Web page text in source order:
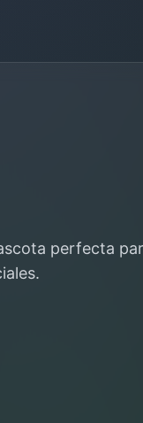
perfecta